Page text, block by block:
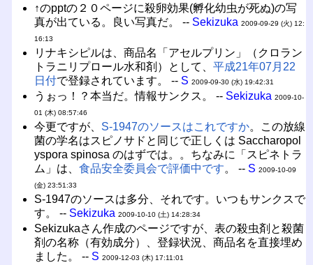
↑のpptの２０ページに殺卵効果(孵化幼虫が死ぬ)の写
真が出ている。良い写真だ。 -- Sekizuka 2009-09-29 (火) 12:
16:13
リナキシピルは、商品名「アセルプリン」（クロラン
トラニリプロール水和剤）として、 平成21年07月22
日付で登録されています。 -- S 2009-09-30 (水) 19:42:31
うぉっ！？本当だ。情報サンクス。 -- Sekizuka 2009-10-
01 (木) 08:57:46
今更ですが、 S-1947のソースはこれですか。この放線
菌の学名はスピノサドと同じで正しくは Saccharopol
yspora spinosa のはずでは。。ちなみに「スピネトラ
ム」は、 食品安全委員会で評価中です。 -- S 2009-10-09
(金) 23:51:33
S-1947のソースは多分、それです。いつもサンクスで
す。 -- Sekizuka 2009-10-10 (土) 14:28:34
Sekizukaさん作成のページですが、表の殺虫剤と殺菌
剤の名称（有効成分）、登録状況、商品名を直接埋め
ました。 -- S 2009-12-03 (木) 17:11:01